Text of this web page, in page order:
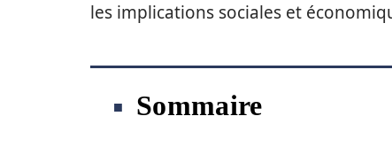
les implications sociales et
Sommaire